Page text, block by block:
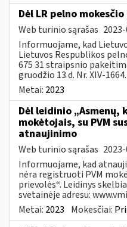
Dėl LR pelno
Web turinio sąrašas
Informuojame, kad
Lietuvos Respublikos
675 31 straipsnio
gruodžio 13 d. Nr. XIV-
Metai: 2023
Dėl leidinio „Asmenų,
mokėtojais, su PVM
atnaujinimo
Web turinio sąrašas
Informuojame, kad
nėra registruoti PVM
prievolės“. Leidinys
svetainėje adresu:
Metai: 2023 Mokesčiai: